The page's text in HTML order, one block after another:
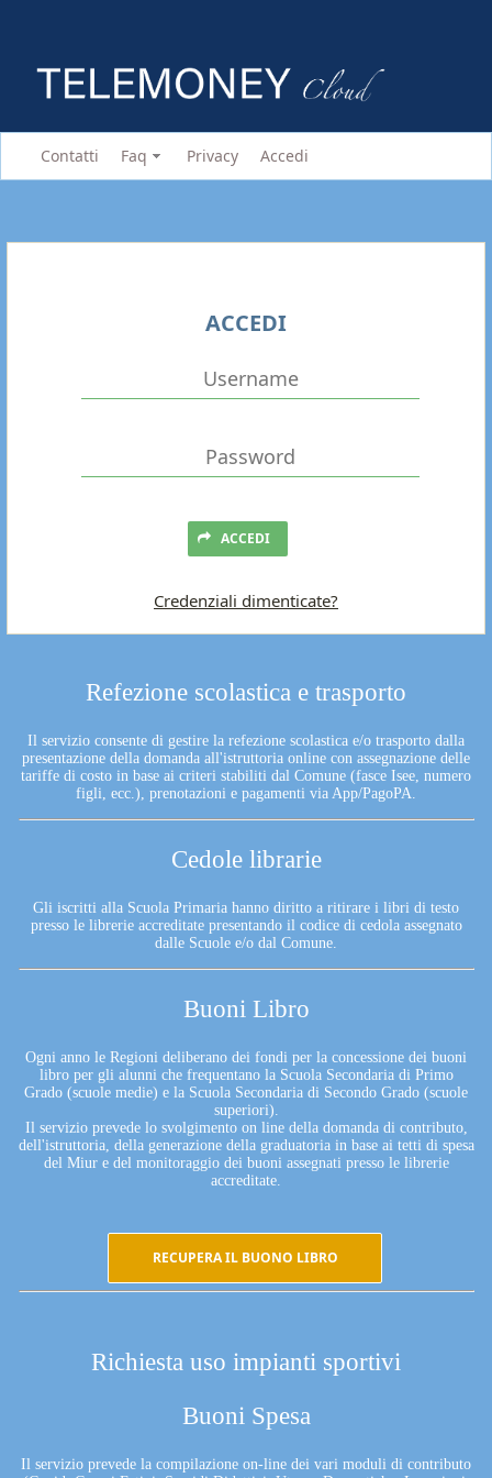
Contatti Faq Privacy Accedi
Refezione scolastica e trasporto
Il servizio consente di gestire la refezione scolastica e/o trasporto dalla
presentazione della domanda all'istruttoria online con assegnazione delle
tariffe di costo in base ai criteri stabiliti dal Comune (fasce Isee, numero
figli, ecc.), prenotazioni e pagamenti via App/PagoPA.
Cedole librarie
Gli iscritti alla Scuola Primaria hanno diritto a ritirare i libri di testo
presso le librerie accreditate presentando il codice di cedola assegnato
dalle Scuole e/o dal Comune.
Buoni Libro
Ogni anno le Regioni deliberano dei fondi per la concessione dei buoni
libro per gli alunni che frequentano la Scuola Secondaria di Primo
Grado (scuole medie) e la Scuola Secondaria di Secondo Grado (scuole
superiori).
Il servizio prevede lo svolgimento on line della domanda di contributo,
dell'istruttoria, della generazione della graduatoria in base ai tetti di spesa
del Miur e del monitoraggio dei buoni assegnati presso le librerie
accreditate.
RECUPERA IL BUONO LIBRO
Richiesta uso impianti sportivi
Buoni Spesa
Il servizio prevede la compilazione on-line dei vari moduli di contributo
ACCEDI
ACCEDI
Credenziali dimenticate?